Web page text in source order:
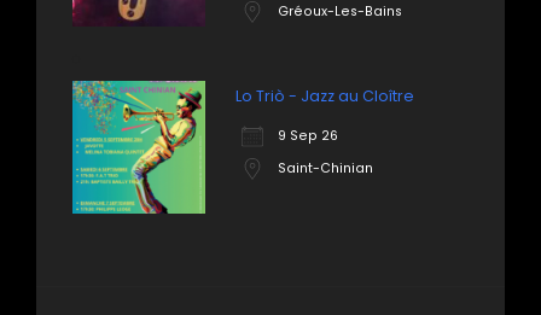
Gréoux-Les-Bains
Lo Triò - Jazz au Cloître
9 Sep 26
Saint-Chinian